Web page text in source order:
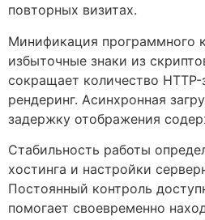
повторных визитах.
Минификация программного
избыточные знаки из
сокращает количество
рендеринг. Асинхронная
задержку отображения
Стабильность работы
хостинга и настройки
Постоянный контроль
помогает своевременно